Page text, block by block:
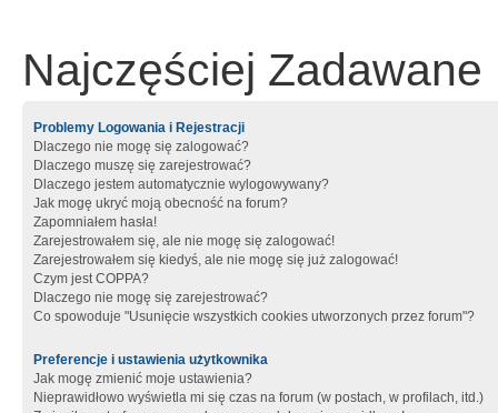
Najczęściej Zadawane
Problemy Logowania i Rejestracji
Dlaczego nie mogę się zalogować?
Dlaczego muszę się zarejestrować?
Dlaczego jestem automatycznie wylogowywany?
Jak mogę ukryć moją obecność na forum?
Zapomniałem hasła!
Zarejestrowałem się, ale nie mogę się zalogować!
Zarejestrowałem się kiedyś, ale nie mogę się już zalogować!
Czym jest COPPA?
Dlaczego nie mogę się zarejestrować?
Co spowoduje "Usunięcie wszystkich cookies utworzonych przez forum"?
Preferencje i ustawienia użytkownika
Jak mogę zmienić moje ustawienia?
Nieprawidłowo wyświetla mi się czas na forum (w postach, w profilach, itd.)